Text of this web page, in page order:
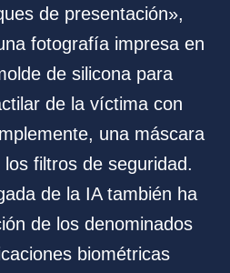
de presentación»,
fotografía impresa en
de silicona para
de la víctima con
una máscara
filtros de seguridad.
de la IA también ha
de los denominados
biométricas